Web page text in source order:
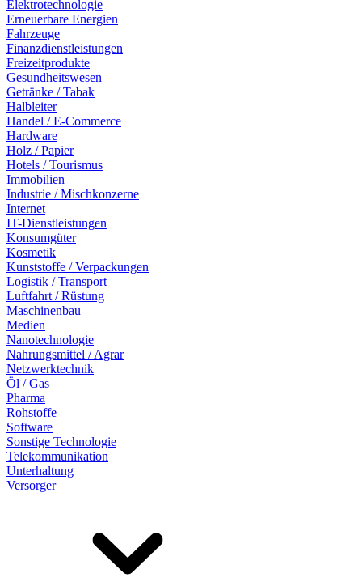
Elektrotechnologie
Erneuerbare Energien
Fahrzeuge
Finanzdienstleistungen
Freizeitprodukte
Gesundheitswesen
Getränke / Tabak
Halbleiter
Handel / E-Commerce
Hardware
Holz / Papier
Hotels / Tourismus
Immobilien
Industrie / Mischkonzerne
Internet
IT-Dienstleistungen
Konsumgüter
Kosmetik
Kunststoffe / Verpackungen
Logistik / Transport
Luftfahrt / Rüstung
Maschinenbau
Medien
Nanotechnologie
Nahrungsmittel / Agrar
Netzwerktechnik
Öl / Gas
Pharma
Rohstoffe
Software
Sonstige Technologie
Telekommunikation
Unterhaltung
Versorger